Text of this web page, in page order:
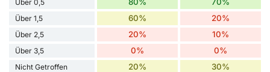
Über 0,5
Über 1,5 60% 20%
Über 2,5 20% 10%
Über 3,5 0% 0%
Nicht Getroffen 20% 30%